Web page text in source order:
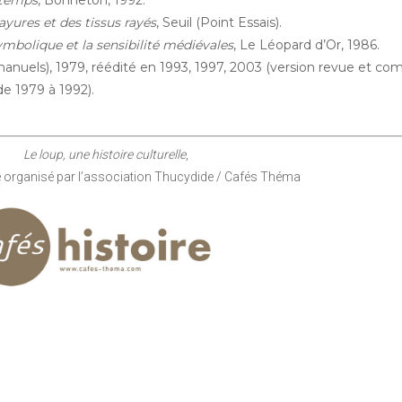
et des tissus rayés, Seuil (Point Essais).
et la sensibilité médiévales, Le Léopard d’Or, 1986.
1979, réédité en 1993, 1997, 2003 (version revue et
1979 à 1992).
Le loup, une histoire culturelle,
organisé par l’association Thucydide / Cafés Théma